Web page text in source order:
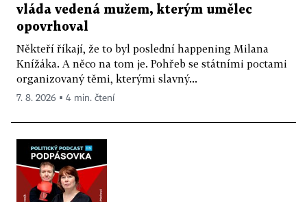
vláda vedená mužem, kterým umělec
opovrhoval
Někteří říkají, že to byl poslední happening Milana
Knížáka. A něco na tom je. Pohřeb se státními poctami
organizovaný těmi, kterými slavný...
7. 8. 2026 ▪ 4 min. čtení